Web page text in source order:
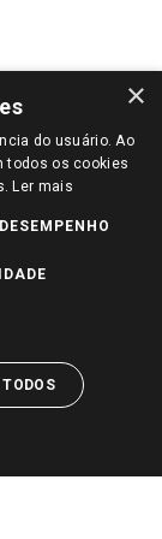
×
do usuário. Ao
todos os cookies
Ler mais
DESEMPENHO
TODOS